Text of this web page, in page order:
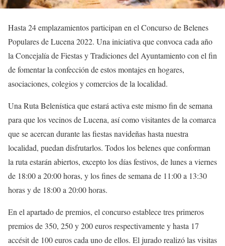
Hasta 24 emplazamientos participan en el Concurso de Belenes
Populares de Lucena 2022. Una iniciativa que convoca cada año
la Concejalía de Fiestas y Tradiciones del Ayuntamiento con el fin
de fomentar la confección de estos montajes en hogares,
asociaciones, colegios y comercios de la localidad.
Una Ruta Belenística que estará activa este mismo fin de semana
para que los vecinos de Lucena, así como visitantes de la comarca
que se acercan durante las fiestas navideñas hasta nuestra
localidad, puedan disfrutarlos. Todos los belenes que conforman
la ruta estarán abiertos, excepto los días festivos, de lunes a viernes
de 18:00 a 20:00 horas, y los fines de semana de 11:00 a 13:30
horas y de 18:00 a 20:00 horas.
En el apartado de premios, el concurso establece tres primeros
premios de 350, 250 y 200 euros respectivamente y hasta 17
accésit de 100 euros cada uno de ellos. El jurado realizó las visitas